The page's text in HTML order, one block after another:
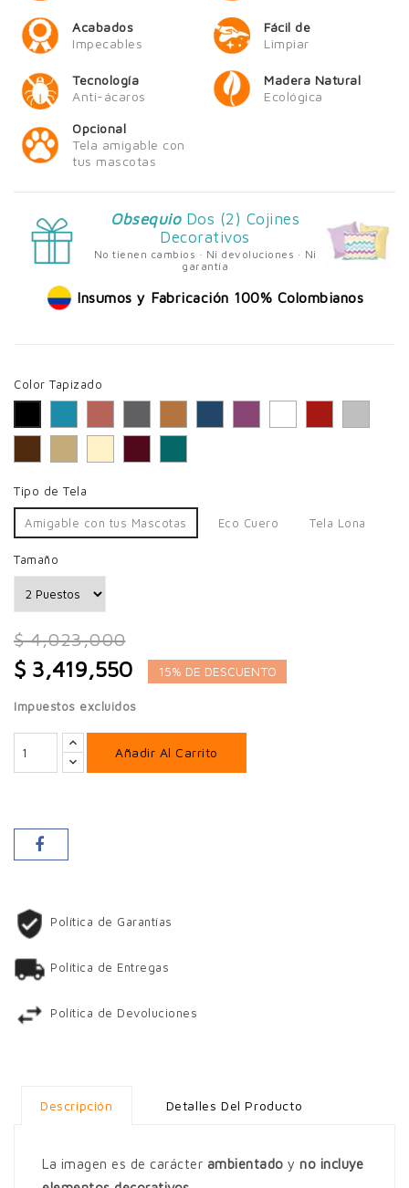
Acabados
Impecables
Fácil de
Limpiar
Tecnología
Anti-ácaros
Madera Natural
Ecológica
Opcional
Tela amigable con
tus mascotas
ObsequioDos (2) Cojines
Decorativos
No tienen cambios · Ni devoluciones · Ni
garantía
Insumos y Fabricación 100% Colombianos
Color Tapizado
Tipo de Tela
Amigable con tus Mascotas Eco Cuero Tela Lona
Tamaño
$ 4,023,000
$ 3,419,550 15% DE DESCUENTO
Impuestos excluidos
Añadir Al Carrito
Política de Garantías
Política de Entregas
Política de Devoluciones
Descripción Detalles Del Producto
La imagen es de carácter ambientado y no incluye